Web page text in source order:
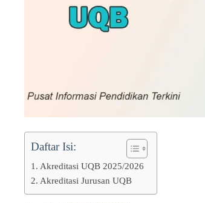
Daftar Isi:
Akreditasi UQB 2025/2026
Akreditasi Jurusan UQB